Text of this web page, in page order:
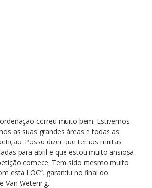
correu muito bem. Estivemos
as suas grandes áreas e todas as
Posso dizer que temos muitas
para abril e que estou muito ansiosa
comece. Tem sido mesmo muito
esta LOC”, garantiu no final do
Van Wetering.